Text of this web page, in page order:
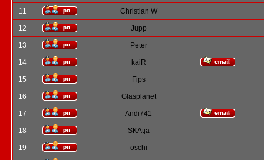
11 Christian W
12 Jupp
13 Peter
14 kaiR
15 Fips
16 Glasplanet
17 Andi741
18 SKAtja
19 oschi